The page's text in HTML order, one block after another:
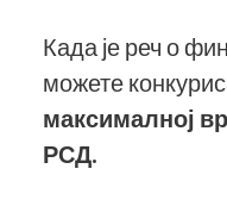
Када је реч о
можете
максималној
РСД.